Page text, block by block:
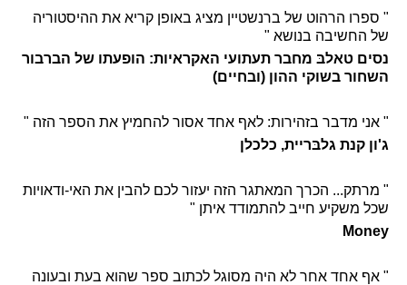
" ספרו הרהוט של ברנשטיין מציג באופן קריא את ההיסטוריה
של החשיבה בנושא "
נסים טאלבּ מחבר תעתועי האקראיות: הופעתו של הברבור
השחור בשוקי ההון (ובחיים)
" אני מדבר בזהירות: לאף אחד אסור להחמיץ את הספר הזה "
ג'ון קנת גלבּריית, כלכלן
" מרתק... הכרך המאתגר הזה יעזור לכם להבין את האי-ודאויות
שכל משקיע חייב להתמודד איתן "
Money
" אף אחד אחר לא היה מסוגל לכתוב ספר שהוא בעת ובעונה